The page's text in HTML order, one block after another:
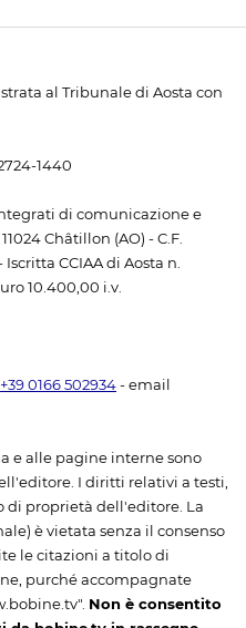
al Tribunale di Aosta con
1440
di comunicazione e
Châtillon (AO) - C.F.
CCIAA di Aosta n.
10.400,00 i.v.
+39 0166 502934 - email
e alle pagine interne sono
I diritti relativi a testi,
di proprietà dell'editore. La
è vietata senza il consenso
le citazioni a titolo di
purché accompagnate
Non è consentito